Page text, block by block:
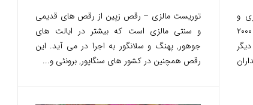
توریست مالزی – رقص زپین از رقص های قدیمی
و سنتی مالزی است که بیشتر در ایالت های
جوهور, پهنگ و سلانگور به اجرا در می آید. این
رقص همچنین در کشور های سنگاپور, برونئی و...
و
اندونزی به شمار می‌رود. هنر باتیک حدود ۲۰۰۰